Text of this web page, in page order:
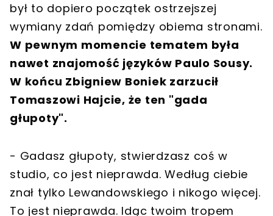
był to dopiero początek ostrzejszej
wymiany zdań pomiędzy obiema stronami.
W pewnym momencie tematem była
nawet znajomość języków Paulo Sousy.
W końcu Zbigniew Boniek zarzucił
Tomaszowi Hajcie, że ten "gada
głupoty".
- Gadasz głupoty, stwierdzasz coś w
studio, co jest nieprawda. Według ciebie
znał tylko Lewandowskiego i nikogo więcej.
To jest nieprawda. Idąc twoim tropem